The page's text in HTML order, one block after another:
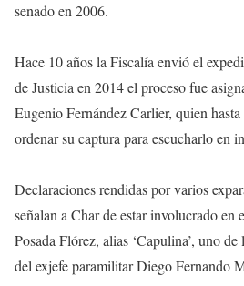
senado en 2006.
Hace 10 años la Fiscalía envió el
de Justicia en 2014 el proceso fue
Eugenio Fernández Carlier, quien
ordenar su captura para escucharlo en
Declaraciones rendidas por varios
señalan a Char de estar involucrado en
Posada Flórez, alias ‘Capulina’, uno
del exjefe paramilitar Diego Fernando